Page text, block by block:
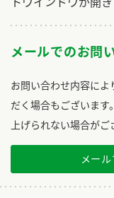
メールでのお問
お問い合わせ内容に
だく場合もございます
上げられない場合がご
メー